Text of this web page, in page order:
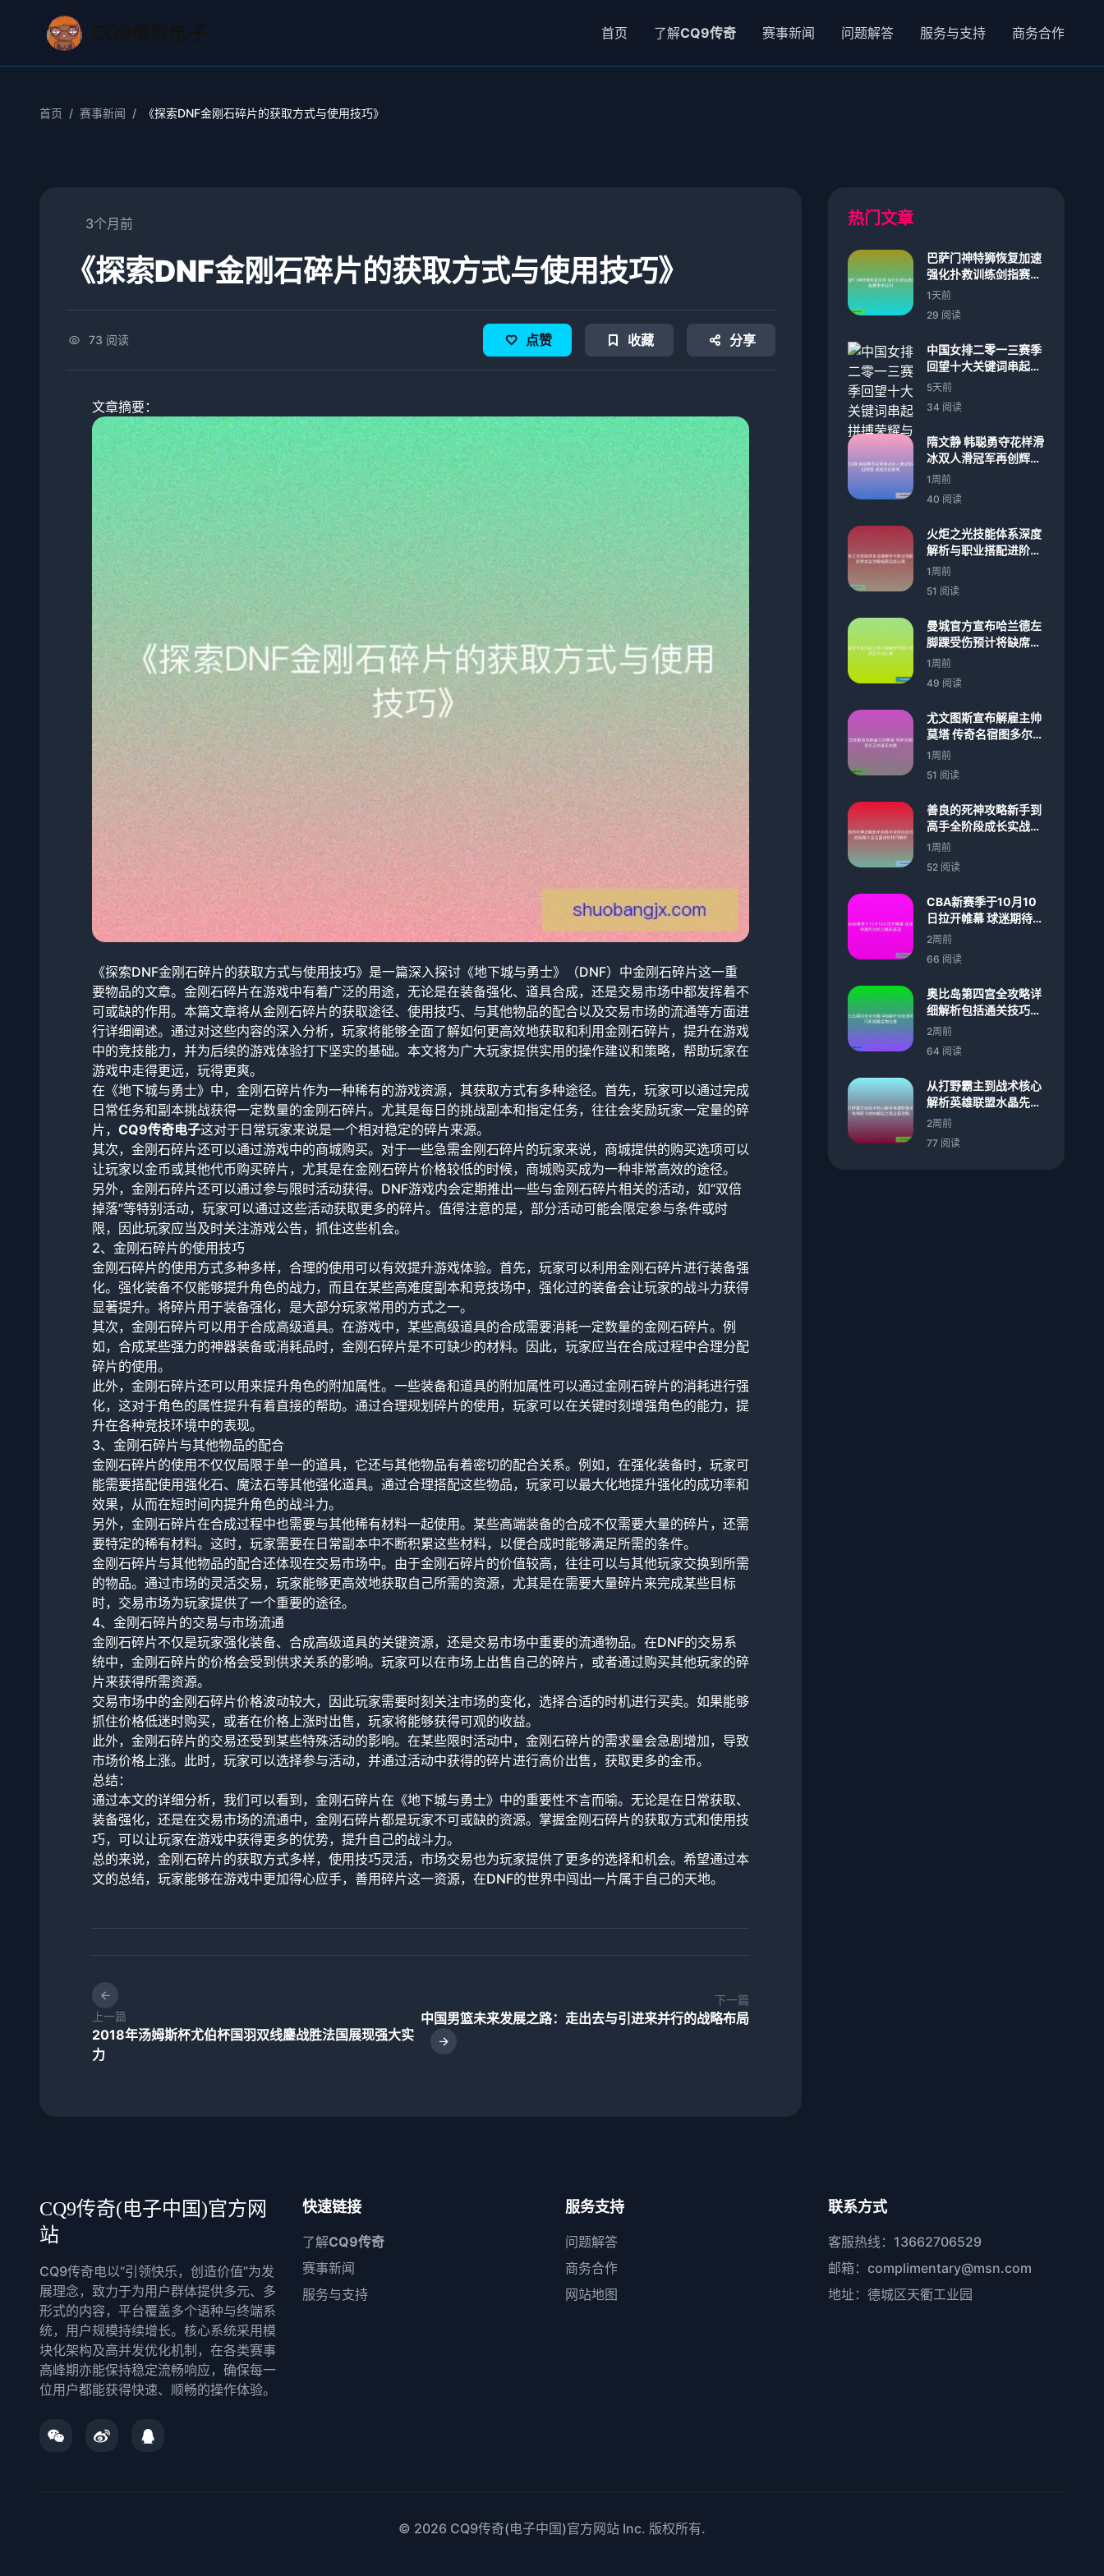
首页 了解CQ9传奇 赛事新闻 问题解答 服务与支持 商务合作
首页 / 赛事新闻 / 《探索DNF金刚石碎片的获取方式与使用技巧》
3个月前
《探索DNF金刚石碎片的获取方式与使用技巧》
73 阅读 点赞 收藏 分享
文章摘要：
《探索DNF金刚石碎片的获取方式与使用技巧》是一篇深入探讨《地下城与勇士》（DNF）中金刚石碎片这一重
要物品的文章。金刚石碎片在游戏中有着广泛的用途，无论是在装备强化、道具合成，还是交易市场中都发挥着不
可或缺的作用。本篇文章将从金刚石碎片的获取途径、使用技巧、与其他物品的配合以及交易市场的流通等方面进
行详细阐述。通过对这些内容的深入分析，玩家将能够全面了解如何更高效地获取和利用金刚石碎片，提升在游戏
中的竞技能力，并为后续的游戏体验打下坚实的基础。本文将为广大玩家提供实用的操作建议和策略，帮助玩家在
游戏中走得更远，玩得更爽。
在《地下城与勇士》中，金刚石碎片作为一种稀有的游戏资源，其获取方式有多种途径。首先，玩家可以通过完成
日常任务和副本挑战获得一定数量的金刚石碎片。尤其是每日的挑战副本和指定任务，往往会奖励玩家一定量的碎
片， CQ9传奇电子这对于日常玩家来说是一个相对稳定的碎片来源。
其次，金刚石碎片还可以通过游戏中的商城购买。对于一些急需金刚石碎片的玩家来说，商城提供的购买选项可以
让玩家以金币或其他代币购买碎片，尤其是在金刚石碎片价格较低的时候，商城购买成为一种非常高效的途径。
另外，金刚石碎片还可以通过参与限时活动获得。DNF游戏内会定期推出一些与金刚石碎片相关的活动，如“双倍
掉落”等特别活动，玩家可以通过这些活动获取更多的碎片。值得注意的是，部分活动可能会限定参与条件或时
限，因此玩家应当及时关注游戏公告，抓住这些机会。
2、金刚石碎片的使用技巧
金刚石碎片的使用方式多种多样，合理的使用可以有效提升游戏体验。首先，玩家可以利用金刚石碎片进行装备强
化。强化装备不仅能够提升角色的战力，而且在某些高难度副本和竞技场中，强化过的装备会让玩家的战斗力获得
显著提升。将碎片用于装备强化，是大部分玩家常用的方式之一。
其次，金刚石碎片可以用于合成高级道具。在游戏中，某些高级道具的合成需要消耗一定数量的金刚石碎片。例
如，合成某些强力的神器装备或消耗品时，金刚石碎片是不可缺少的材料。因此，玩家应当在合成过程中合理分配
碎片的使用。
此外，金刚石碎片还可以用来提升角色的附加属性。一些装备和道具的附加属性可以通过金刚石碎片的消耗进行强
化，这对于角色的属性提升有着直接的帮助。通过合理规划碎片的使用，玩家可以在关键时刻增强角色的能力，提
升在各种竞技环境中的表现。
3、金刚石碎片与其他物品的配合
金刚石碎片的使用不仅仅局限于单一的道具，它还与其他物品有着密切的配合关系。例如，在强化装备时，玩家可
能需要搭配使用强化石、魔法石等其他强化道具。通过合理搭配这些物品，玩家可以最大化地提升强化的成功率和
效果，从而在短时间内提升角色的战斗力。
另外，金刚石碎片在合成过程中也需要与其他稀有材料一起使用。某些高端装备的合成不仅需要大量的碎片，还需
要特定的稀有材料。这时，玩家需要在日常副本中不断积累这些材料，以便合成时能够满足所需的条件。
金刚石碎片与其他物品的配合还体现在交易市场中。由于金刚石碎片的价值较高，往往可以与其他玩家交换到所需
的物品。通过市场的灵活交易，玩家能够更高效地获取自己所需的资源，尤其是在需要大量碎片来完成某些目标
时，交易市场为玩家提供了一个重要的途径。
4、金刚石碎片的交易与市场流通
金刚石碎片不仅是玩家强化装备、合成高级道具的关键资源，还是交易市场中重要的流通物品。在DNF的交易系
统中，金刚石碎片的价格会受到供求关系的影响。玩家可以在市场上出售自己的碎片，或者通过购买其他玩家的碎
片来获得所需资源。
交易市场中的金刚石碎片价格波动较大，因此玩家需要时刻关注市场的变化，选择合适的时机进行买卖。如果能够
抓住价格低迷时购买，或者在价格上涨时出售，玩家将能够获得可观的收益。
此外，金刚石碎片的交易还受到某些特殊活动的影响。在某些限时活动中，金刚石碎片的需求量会急剧增加，导致
市场价格上涨。此时，玩家可以选择参与活动，并通过活动中获得的碎片进行高价出售，获取更多的金币。
总结：
通过本文的详细分析，我们可以看到，金刚石碎片在《地下城与勇士》中的重要性不言而喻。无论是在日常获取、
装备强化，还是在交易市场的流通中，金刚石碎片都是玩家不可或缺的资源。掌握金刚石碎片的获取方式和使用技
巧，可以让玩家在游戏中获得更多的优势，提升自己的战斗力。
总的来说，金刚石碎片的获取方式多样，使用技巧灵活，市场交易也为玩家提供了更多的选择和机会。希望通过本
文的总结，玩家能够在游戏中更加得心应手，善用碎片这一资源，在DNF的世界中闯出一片属于自己的天地。
上一篇
2018年汤姆斯杯尤伯杯国羽双线鏖战胜法国展现强大实
力
下一篇
中国男篮未来发展之路：走出去与引进来并行的战略布局
热门文章
巴萨门神特狮恢复加速
强化扑救训练剑指赛季
末回归
1天前
29 阅读
中国女排二零一三赛季
回望十大关键词串起拼
搏荣耀与成长记忆难忘
5天前
34 阅读
隋文静 韩聪勇夺花样滑
冰双人滑冠军再创辉煌
成就历史新高
1周前
40 阅读
火炬之光技能体系深度
解析与职业搭配进阶养
成全攻略指南实战心得
1周前
51 阅读
曼城官方宣布哈兰德左
脚踝受伤预计将缺席若
干场比赛
1周前
49 阅读
尤文图斯宣布解雇主帅
莫塔 传奇名宿图多尔正
式接手执教
1周前
51 阅读
善良的死神攻略新手到
高手全阶段成长实战指
南大全全面进阶技巧解
1周前
52 阅读
CBA新赛季于10月10
日拉开帷幕 球迷期待激
烈对抗与精彩表现
2周前
66 阅读
奥比岛第四宫全攻略详
细解析包括通关技巧和
隐藏宝物位置
2周前
64 阅读
从打野霸主到战术核心
解析英雄联盟水晶先锋
斯卡纳的崛起之路全面
攻略
2周前
77 阅读
CQ9传奇(电子中国)官方网
站
CQ9传奇电以“引领快乐，创造价值”为发
展理念，致力于为用户群体提供多元、多
形式的内容，平台覆盖多个语种与终端系
统，用户规模持续增长。核心系统采用模
块化架构及高并发优化机制，在各类赛事
高峰期亦能保持稳定流畅响应，确保每一
位用户都能获得快速、顺畅的操作体验。
快速链接
了解CQ9传奇
赛事新闻
服务与支持
服务支持
问题解答
商务合作
网站地图
联系方式
客服热线：13662706529
邮箱：complimentary@msn.com
地址：德城区天衢工业园
© 2026 CQ9传奇(电子中国)官方网站 Inc. 版权所有.